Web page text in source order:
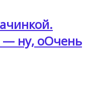
— ну, оОчень